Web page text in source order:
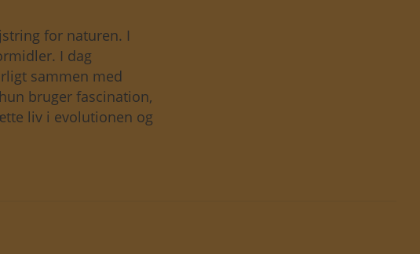
for naturen. I
I dag
sammen med
bruger fascination,
liv i evolutionen og